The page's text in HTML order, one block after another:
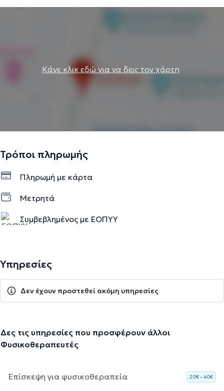
Κάνε κλικ εδώ για να δεις τον χάρτη
Τρόποι πληρωμής
Πληρωμή με κάρτα
Μετρητά
Συμβεβλημένος με ΕΟΠΥΥ
Υπηρεσίες
Δεν έχουν προστεθεί ακόμη υπηρεσίες
Δες τις υπηρεσίες που προσφέρουν άλλοι
Φυσικοθεραπευτές
Επίσκεψη για φυσικοθεραπεία 20€ – 40€